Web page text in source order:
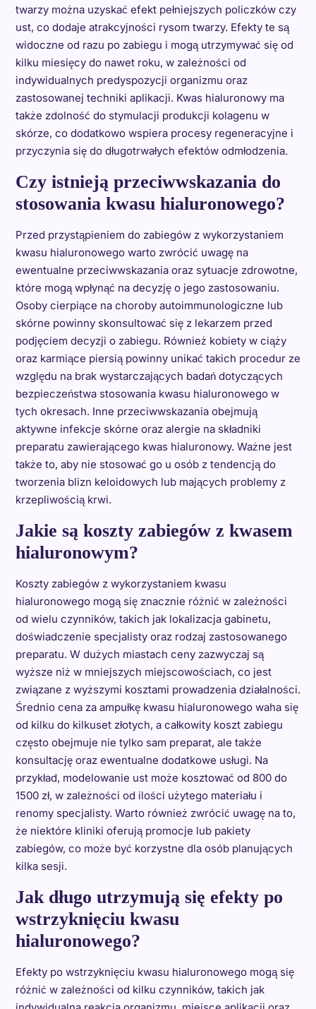
twarzy można uzyskać efekt pełniejszych policzków czy
ust, co dodaje atrakcyjności rysom twarzy. Efekty te są
widoczne od razu po zabiegu i mogą utrzymywać się od
kilku miesięcy do nawet roku, w zależności od
indywidualnych predyspozycji organizmu oraz
zastosowanej techniki aplikacji. Kwas hialuronowy ma
także zdolność do stymulacji produkcji kolagenu w
skórze, co dodatkowo wspiera procesy regeneracyjne i
przyczynia się do długotrwałych efektów odmłodzenia.
Czy istnieją przeciwwskazania do
stosowania kwasu hialuronowego?
Przed przystąpieniem do zabiegów z wykorzystaniem
kwasu hialuronowego warto zwrócić uwagę na
ewentualne przeciwwskazania oraz sytuacje zdrowotne,
które mogą wpłynąć na decyzję o jego zastosowaniu.
Osoby cierpiące na choroby autoimmunologiczne lub
skórne powinny skonsultować się z lekarzem przed
podjęciem decyzji o zabiegu. Również kobiety w ciąży
oraz karmiące piersią powinny unikać takich procedur ze
względu na brak wystarczających badań dotyczących
bezpieczeństwa stosowania kwasu hialuronowego w
tych okresach. Inne przeciwwskazania obejmują
aktywne infekcje skórne oraz alergie na składniki
preparatu zawierającego kwas hialuronowy. Ważne jest
także to, aby nie stosować go u osób z tendencją do
tworzenia blizn keloidowych lub mających problemy z
krzepliwością krwi.
Jakie są koszty zabiegów z kwasem
hialuronowym?
Koszty zabiegów z wykorzystaniem kwasu
hialuronowego mogą się znacznie różnić w zależności
od wielu czynników, takich jak lokalizacja gabinetu,
doświadczenie specjalisty oraz rodzaj zastosowanego
preparatu. W dużych miastach ceny zazwyczaj są
wyższe niż w mniejszych miejscowościach, co jest
związane z wyższymi kosztami prowadzenia działalności.
Średnio cena za ampułkę kwasu hialuronowego waha się
od kilku do kilkuset złotych, a całkowity koszt zabiegu
często obejmuje nie tylko sam preparat, ale także
konsultację oraz ewentualne dodatkowe usługi. Na
przykład, modelowanie ust może kosztować od 800 do
1500 zł, w zależności od ilości użytego materiału i
renomy specjalisty. Warto również zwrócić uwagę na to,
że niektóre kliniki oferują promocje lub pakiety
zabiegów, co może być korzystne dla osób planujących
kilka sesji.
Jak długo utrzymują się efekty po
wstrzyknięciu kwasu
hialuronowego?
Efekty po wstrzyknięciu kwasu hialuronowego mogą się
różnić w zależności od kilku czynników, takich jak